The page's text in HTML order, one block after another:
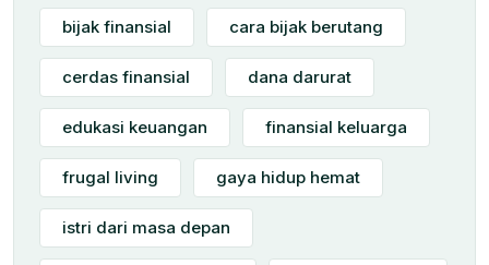
bijak finansial cara bijak berutang
cerdas finansial dana darurat
edukasi keuangan finansial keluarga
frugal living gaya hidup hemat
istri dari masa depan